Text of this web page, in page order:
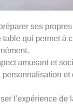
ses
table qui permet à
amusant et
personnalisation
l’expérience de